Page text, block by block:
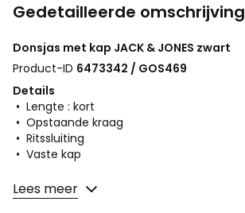
Gedetailleerde omschrijving
Donsjas met kap JACK & JONES zwart
Product-ID 6473342 / GOS469
Details
• Lengte : kort
• Opstaande kraag
• Ritssluiting
• Vaste kap
Samenstelling en onderhoud
• 100% polyester
Lees meer